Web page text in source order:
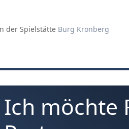
der Spielstätte Burg Kronberg
Ich möchte